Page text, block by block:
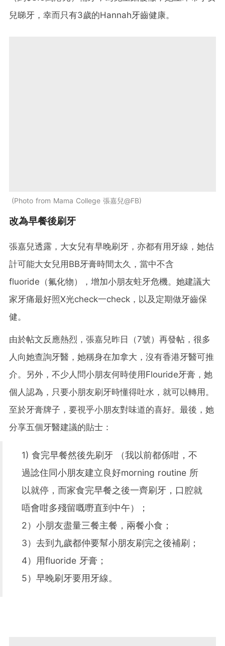
兒睇牙，幸而只有3歲的Hannah牙齒健康。
Photo from Mama College 張嘉兒@FB
改為早餐後刷牙
張嘉兒透露，大女兒有早晚刷牙，亦都有用牙線，她估
計可能大女兒用BB牙膏時間太久，當中不含
fluoride（氟化物），增加小朋友蛀牙危機。她建議大
家牙痛最好照X光check一check，以及定期做牙齒保
健。
由於帖文反應熱烈，張嘉兒昨日（7號）再發帖，很多
人向她查詢牙醫，她稱身在加拿大，沒有香港牙醫可推
介。另外，不少人問小朋友何時使用Flouride牙膏，她
個人認為，只要小朋友刷牙時懂得吐水，就可以轉用。
至於牙膏牌子，要視乎小朋友對味道的喜好。最後，她
分享五個牙醫建議的貼士：
1) 食完早餐然後先刷牙 （我以前都係咁，不
過諗住同小朋友建立良好morning routine 所
以就停，而家食完早餐之後一齊刷牙，口腔就
唔會咁多殘留嘅嘢直到中午）；
2）小朋友盡量三餐主餐，兩餐小食；
3）去到九歲都仲要幫小朋友刷完之後補刷；
4）用fluoride 牙膏；
5）早晚刷牙要用牙線。